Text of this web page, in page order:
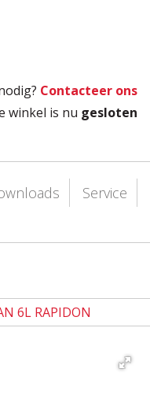
Contacteer ons
winkel is nu gesloten
Service
6L RAPIDON